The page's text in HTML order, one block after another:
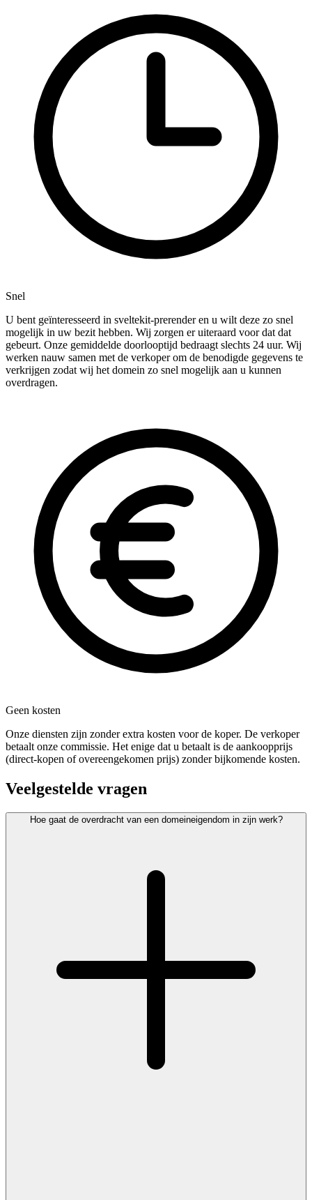
Snel
U bent geïnteresseerd in sveltekit-prerender en u wilt deze zo snel
mogelijk in uw bezit hebben. Wij zorgen er uiteraard voor dat dat
gebeurt. Onze gemiddelde doorlooptijd bedraagt slechts 24 uur. Wij
werken nauw samen met de verkoper om de benodigde gegevens te
verkrijgen zodat wij het domein zo snel mogelijk aan u kunnen
overdragen.
Geen kosten
Onze diensten zijn zonder extra kosten voor de koper. De verkoper
betaalt onze commissie. Het enige dat u betaalt is de aankoopprijs
(direct-kopen of overeengekomen prijs) zonder bijkomende kosten.
Veelgestelde vragen
Hoe gaat de overdracht van een domeineigendom in zijn werk?